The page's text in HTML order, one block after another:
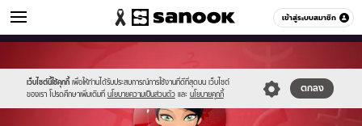
เข้าสู่ระบบสมาชิก
ดูดวง หมวดอื่นๆ
เว็บไซต์นี้ใช้คุกกี้ เพื่อให้ท่านได้รับประสบการณ์การใช้งานที่ดีที่สุดบน เว็บไซต์
ของเรา โปรดศึกษาเพิ่มเติมที่ นโยบายความเป็นส่วนตัว และ นโยบายคุกกี้
ตกลง
new-
sanook.png